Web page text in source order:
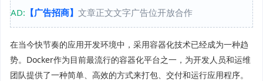
AD: 【广告招商】 文章正文文字广告位开放合作
在当今快节奏的应用开发环境中，采用容器化技术已经成为一种趋
势。Docker作为目前最流行的容器化平台之一，为开发人员和运维
团队提供了一种简单、高效的方式来打包、交付和运行应用程序。